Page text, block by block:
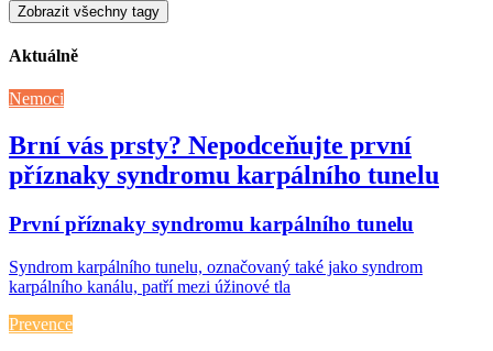
Zobrazit všechny tagy
Aktuálně
Nemoci
Brní vás prsty? Nepodceňujte první
příznaky syndromu karpálního tunelu
První příznaky syndromu karpálního tunelu
Syndrom karpálního tunelu, označovaný také jako syndrom
karpálního kanálu, patří mezi úžinové tla
Prevence